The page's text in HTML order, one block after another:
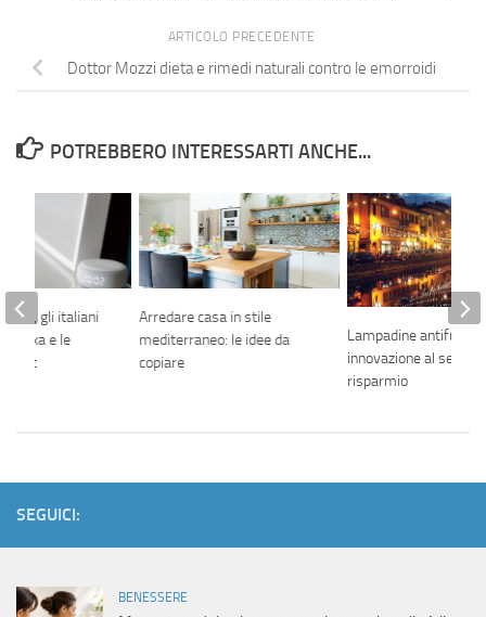
ARTICOLO PRECEDENTE
Dottor Mozzi dieta e rimedi naturali contro le emorroidi
POTREBBERO INTERESSARTI ANCHE...
Arredare casa in stile
mediterraneo: le idee da
copiare
Lampadine antifurto:
innovazione al
risparmio
gli italiani
Alexa e le
SEGUICI:
BENESSERE